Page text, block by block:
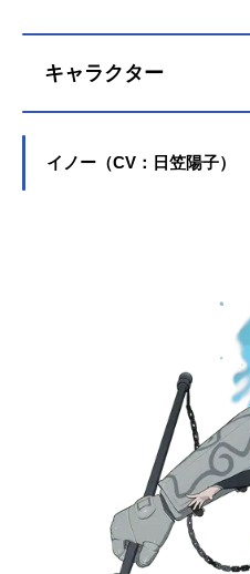
キャラクター
イノー（CV：日笠陽子）